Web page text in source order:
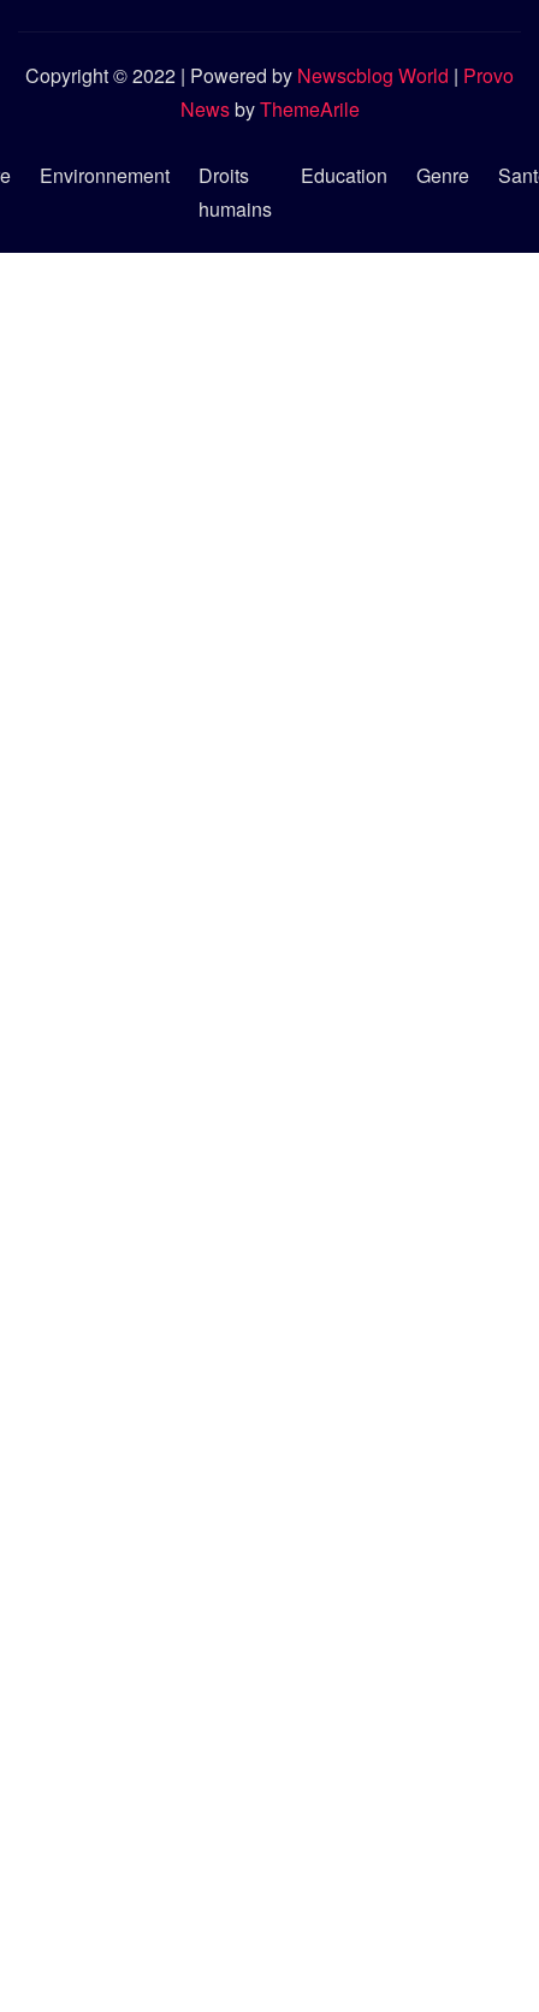
Copyright © 2022 | Powered by Newscblog World | Provo
NewsbyThemeArile
Environnement
Droits
humains
Education Genre